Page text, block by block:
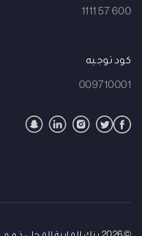
600 57 1111
كود توجيه
009710001